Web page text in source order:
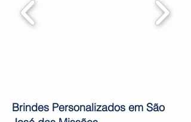
Brindes Personalizados em São